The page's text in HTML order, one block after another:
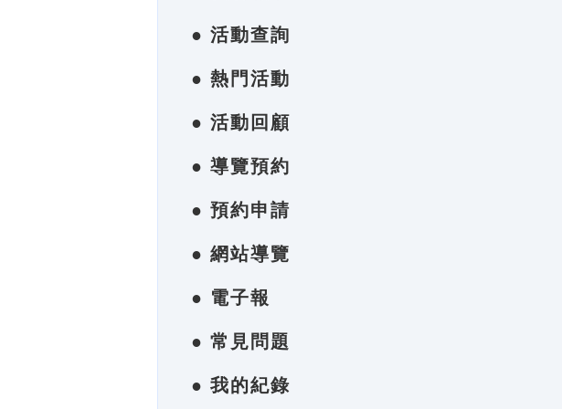
● 活動查詢
● 熱門活動
● 活動回顧
● 導覽預約
● 預約申請
● 網站導覽
● 電子報
● 常見問題
● 我的紀錄